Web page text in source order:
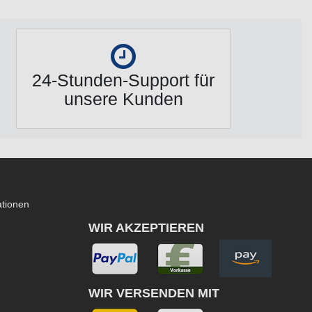
24-Stunden-Support für
unsere Kunden
WIR AKZEPTIEREN
WIR VERSENDEN MIT